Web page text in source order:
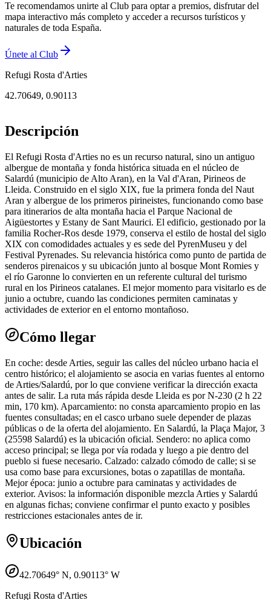
Te recomendamos unirte al Club para optar a premios, disfrutar del
mapa interactivo más completo y acceder a recursos turísticos y
naturales de toda España.
Únete al Club
Refugi Rosta d'Arties
42.70649, 0.90113
Descripción
El Refugi Rosta d'Arties no es un recurso natural, sino un antiguo
albergue de montaña y fonda histórica situada en el núcleo de
Salardú (municipio de Alto Aran), en la Val d'Aran, Pirineos de
Lleida. Construido en el siglo XIX, fue la primera fonda del Naut
Aran y albergue de los primeros pirineistes, funcionando como base
para itinerarios de alta montaña hacia el Parque Nacional de
Aigüestortes y Estany de Sant Maurici. El edificio, gestionado por la
familia Rocher-Ros desde 1979, conserva el estilo de hostal del siglo
XIX con comodidades actuales y es sede del PyrenMuseu y del
Festival Pyrenades. Su relevancia histórica como punto de partida de
senderos pirenaicos y su ubicación junto al bosque Mont Romies y
el río Garonne lo convierten en un referente cultural del turismo
rural en los Pirineos catalanes. El mejor momento para visitarlo es de
junio a octubre, cuando las condiciones permiten caminatas y
actividades de exterior en el entorno montañoso.
Cómo llegar
En coche: desde Arties, seguir las calles del núcleo urbano hacia el
centro histórico; el alojamiento se asocia en varias fuentes al entorno
de Arties/Salardú, por lo que conviene verificar la dirección exacta
antes de salir. La ruta más rápida desde Lleida es por N-230 (2 h 22
min, 170 km). Aparcamiento: no consta aparcamiento propio en las
fuentes consultadas; en el casco urbano suele depender de plazas
públicas o de la oferta del alojamiento. En Salardú, la Plaça Major, 3
(25598 Salardú) es la ubicación oficial. Sendero: no aplica como
acceso principal; se llega por vía rodada y luego a pie dentro del
pueblo si fuese necesario. Calzado: calzado cómodo de calle; si se
usa como base para excursiones, botas o zapatillas de montaña.
Mejor época: junio a octubre para caminatas y actividades de
exterior. Avisos: la información disponible mezcla Arties y Salardú
en algunas fichas; conviene confirmar el punto exacto y posibles
restricciones estacionales antes de ir.
Ubicación
42.70649° N, 0.90113° W
Refugi Rosta d'Arties